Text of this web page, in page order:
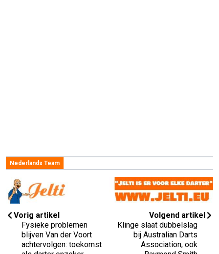
Nederlands Team
Vorig artikel
Fysieke problemen
blijven Van der Voort
achtervolgen: toekomst
Volgend artikel
Klinge slaat dubbelslag
bij Australian Darts
Association, ook